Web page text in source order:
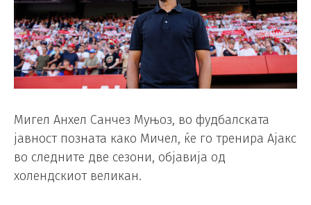
Мигел Анхел Санчез Муњоз, во фудбалската
јавност позната како Мичел, ќе го тренира Ајакс
во следните две сезони, објавија од
холендскиот великан.